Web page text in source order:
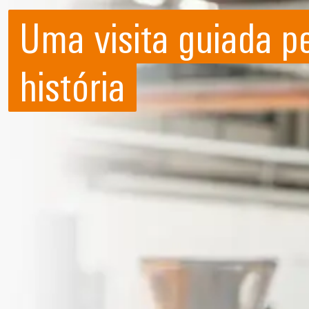
Uma visita guiada
história